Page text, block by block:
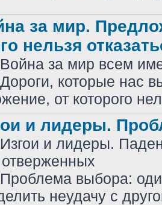
за мир.
нельзя
за мир всем
которые нас
от которого
и лидеры.
и лидеры.
выбора:
неудачу с